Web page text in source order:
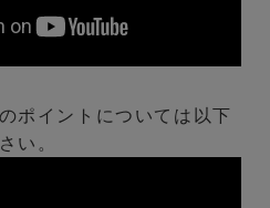
ポイントについては以下
い。